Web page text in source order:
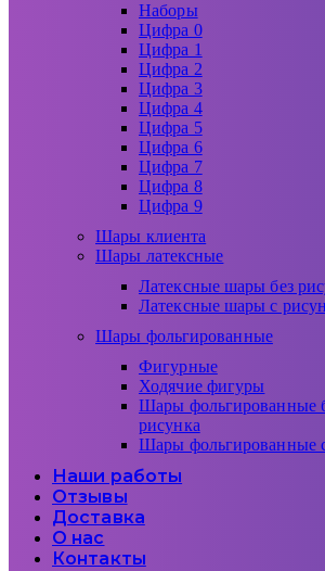
Наборы
Цифра 0
Цифра 1
Цифра 2
Цифра 3
Цифра 4
Цифра 5
Цифра 6
Цифра 7
Цифра 8
Цифра 9
Шары клиента
Шары латексные
Латексные шары без
Латексные шары с
Шары фольгированные
Фигурные
Ходячие фигуры
Шары фольгированные
рисунка
Шары фольгированные
Наши работы
Отзывы
Доставка
О нас
Контакты